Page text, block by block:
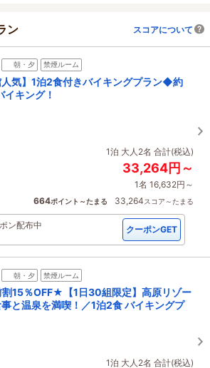
ン スコアについて
朝・夕 禁煙ルーム
人気】1泊2食付きバイキングプラン◆約
イキング！
1泊 大人2名 合計(税込)
33,264円～
1名 16,632円～
664ポイント～たまる 33,264スコア～たまる
ン配布中 クーポンGET
朝・夕 禁煙ルーム
15％OFF★【1日30組限定】高原リゾー
事と温泉を満喫！／1泊2食 バイキングプ
1泊 大人2名 合計(税込)